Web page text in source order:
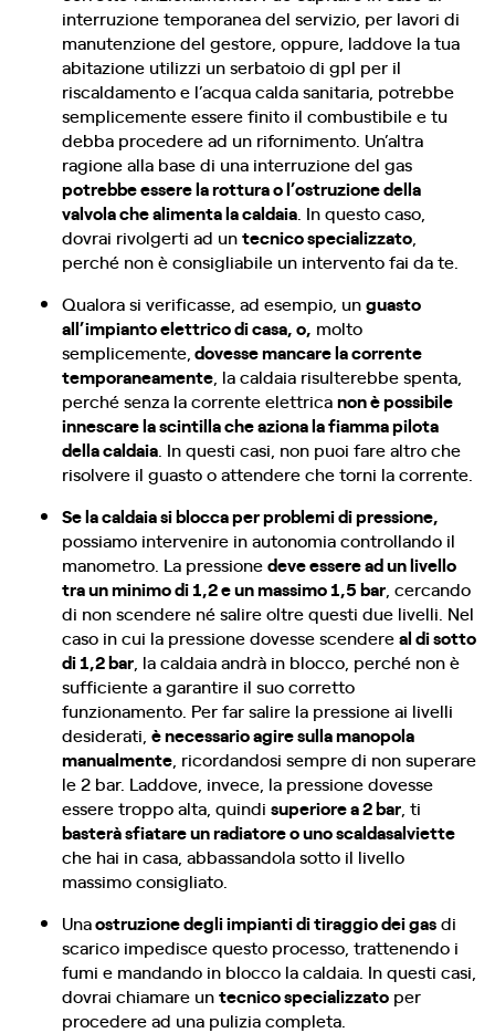
interruzione temporanea del servizio, per lavori di
manutenzione del gestore, oppure, laddove la tua
abitazione utilizzi un serbatoio di gpl per il
riscaldamento e l’acqua calda sanitaria, potrebbe
semplicemente essere finito il combustibile e tu
debba procedere ad un rifornimento. Un’altra
ragione alla base di una interruzione del gas
potrebbe essere la rottura o l’ostruzione della
valvola che alimenta la caldaia . In questo caso,
dovrai rivolgerti ad untecnico specializzato
perché non è consigliabile un intervento fai da te.
Qualora si verificasse, ad esempio, unguasto
all’impianto elettrico di casa, o, molto
semplicemente, dovesse mancare la corrente
temporaneamente , la caldaia risulterebbe spenta,
perché senza la corrente elettricanon è possibile
innescare la scintilla che aziona la fiamma pilota
della caldaia . In questi casi, non puoi fare altro che
risolvere il guasto o attendere che torni la corrente.
Se la caldaia si blocca per problemi di pressione,
possiamo intervenire in autonomia controllando il
manometro. La pressionedeve essere ad un livello
tra un minimo di 1,2 e un massimo 1,5 bar , cercando
di non scendere né salire oltre questi due livelli. Nel
caso in cui la pressione dovesse scendereal di sotto
di 1,2 bar , la caldaia andrà in blocco, perché non è
sufficiente a garantire il suo corretto
funzionamento. Per far salire la pressione ai livelli
desiderati, è necessario agire sulla manopola
manualmente , ricordandosi sempre di non superare
le 2 bar. Laddove, invece, la pressione dovesse
essere troppo alta, quindi superiore a 2 bar , ti
basterà sfiatare un radiatore o uno scaldasalviette
che hai in casa, abbassandola sotto il livello
massimo consigliato.
Unaostruzione degli impianti di tiraggio dei gasdi
scarico impedisce questo processo, trattenendo i
fumi e mandando in blocco la caldaia. In questi casi,
dovrai chiamare untecnico specializzato per
procedere ad una pulizia completa.